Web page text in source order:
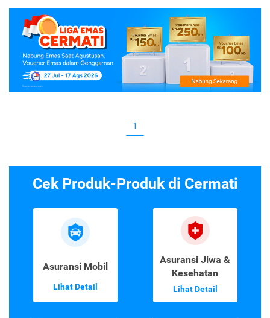
1
Cek Produk-Produk di Cermati
Asuransi Mobil
Lihat Detail
Asuransi Jiwa &
Kesehatan
Lihat Detail